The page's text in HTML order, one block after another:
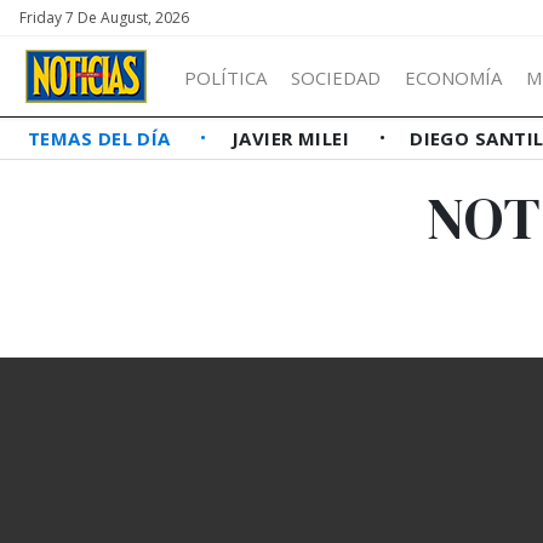
Friday 7 De August, 2026
POLÍTICA SOCIEDAD ECONOMÍA
TEMAS DEL DÍA JAVIER MILEI DIEGO